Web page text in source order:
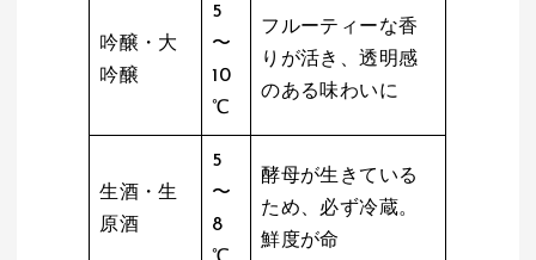
吟醸・大
吟醸
5
〜
10
℃
フルーティーな香
りが活き、透明感
のある味わいに
生酒・生
原酒
5
〜
8
酵母が生きている
ため、必ず冷蔵。
鮮度が命